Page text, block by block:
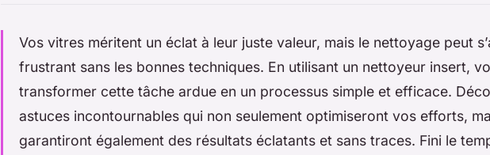
Vos vitres méritent un éclat à leur juste valeur, mais le nettoyage peut
frustrant sans les bonnes techniques. En utilisant un nettoyeur insert,
transformer cette tâche ardue en un processus simple et efficace.
astuces incontournables qui non seulement optimiseront vos efforts,
garantiront également des résultats éclatants et sans traces. Fini le